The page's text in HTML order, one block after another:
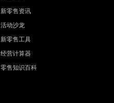
新零售资讯
活动沙龙
新零售工具
经营计算器
零售知识百科